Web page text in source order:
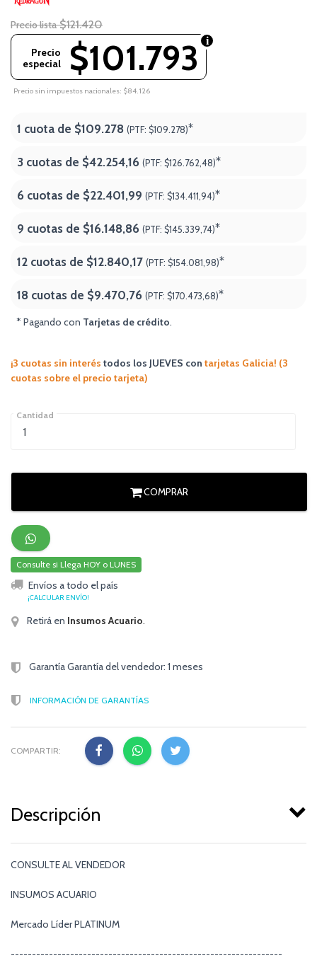
Precio lista $121.420
$101.793
Precio
especial
Precio sin impuestos nacionales: $84.126
1 cuota de $109.278 (PTF: $109.278)*
3 cuotas de $42.254,16 (PTF: $126.762,48)*
6 cuotas de $22.401,99 (PTF: $134.411,94)*
9 cuotas de $16.148,86 (PTF: $145.339,74)*
12 cuotas de $12.840,17 (PTF: $154.081,98)*
18 cuotas de $9.470,76 (PTF: $170.473,68)*
* Pagando con Tarjetas de crédito.
¡3 cuotas sin interés todos los JUEVES con tarjetas Galicia! (3
cuotas sobre el precio tarjeta)
Cantidad
COMPRAR
Consulte si Llega HOY o LUNES
Envíos a todo el país
¡CALCULAR ENVÍO!
Retirá en Insumos Acuario.
Garantía Garantía del vendedor: 1 meses
INFORMACIÓN DE GARANTÍAS
COMPARTIR:
Descripción
CONSULTE AL VENDEDOR
INSUMOS ACUARIO
Mercado Líder PLATINUM
----------------------------------------------------------------